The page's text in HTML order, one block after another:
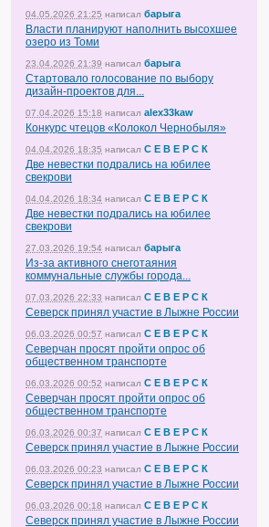
04.05.2026 21:25 написал барыга
Власти планируют наполнить высохшее
озеро из Томи
23.04.2026 21:39 написал барыга
Стартовало голосование по выбору
дизайн-проектов для...
07.04.2026 15:18 написал alex33kaw
Конкурс чтецов «Колокол Чернобыля»
04.04.2026 18:35 написал С Е В Е Р С К
Две невестки подрались на юбилее
свекрови
04.04.2026 18:34 написал С Е В Е Р С К
Две невестки подрались на юбилее
свекрови
27.03.2026 19:54 написал барыга
Из-за активного снеготаяния
коммунальные службы города...
07.03.2026 22:33 написал С Е В Е Р С К
Северск принял участие в Лыжне России
06.03.2026 00:57 написал С Е В Е Р С К
Северчан просят пройти опрос об
общественном транспорте
06.03.2026 00:52 написал С Е В Е Р С К
Северчан просят пройти опрос об
общественном транспорте
06.03.2026 00:37 написал С Е В Е Р С К
Северск принял участие в Лыжне России
06.03.2026 00:23 написал С Е В Е Р С К
Северск принял участие в Лыжне России
06.03.2026 00:18 написал С Е В Е Р С К
Северск принял участие в Лыжне России